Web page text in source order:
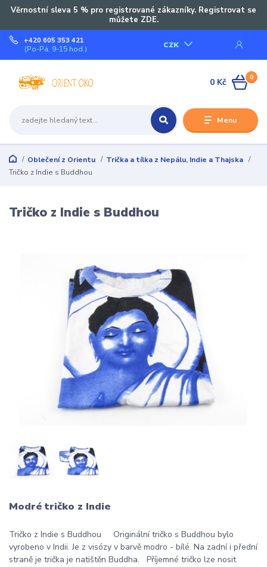
Věrnostní sleva 5 % pro registrované zákazníky. Registrovat se
můžete ZDE.
Menu
CZK
+420 605 353 421
(Po-Pá, 9-15 hod.)
0
0 Kč
Oblečení z Orientu
Trička a tílka z Nepálu, Indie a Thajska
Tričko z Indie s Buddhou
Tričko z Indie s Buddhou
Modré tričko z Indie
Tričko z Indie s Buddhou Originální tričko s Buddhou bylo
vyrobeno v Indii. Je z visózy v barvě modro - bílé. Na zadní i přední
straně je trička je natištěn Buddha. Příjemné tričko lze nosit